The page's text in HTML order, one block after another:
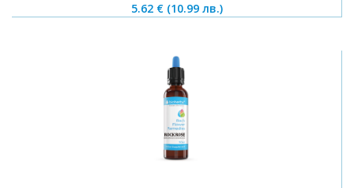
5.62 € (10.99 лв.)